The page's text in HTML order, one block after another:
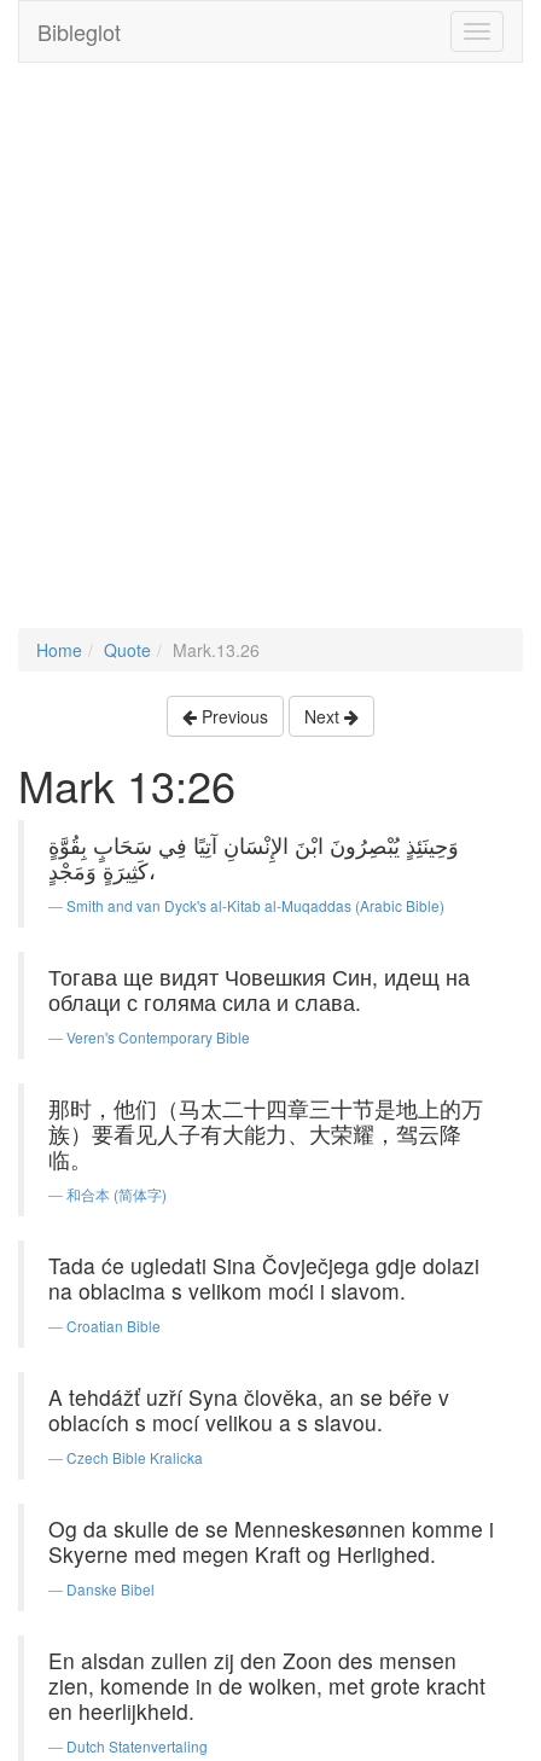
Toggle
Bibleglot
Home Quote Mark.13.26
Previous Next
Mark 13:26
وَحِينَئِذٍ يُبْصِرُونَ ابْنَ الإِنْسَانِ آتِيًا فِي سَحَابٍ بِقُوَّةٍ
كَثِيرَةٍ وَمَجْدٍ،
Smith and van Dyck's al-Kitab al-Muqaddas (Arabic Bible)
Тогава ще видят Човешкия Син, идещ на
облаци с голяма сила и слава.
Veren's Contemporary Bible
那时，他们（马太二十四章三十节是地上的万
族）要看见人子有大能力、大荣耀，驾云降
临。
和合本 (简体字)
Tada će ugledati Sina Čovječjega gdje dolazi
na oblacima s velikom moći i slavom.
Croatian Bible
A tehdážť uzří Syna člověka, an se béře v
oblacích s mocí velikou a s slavou.
Czech Bible Kralicka
Og da skulle de se Menneskesønnen komme i
Skyerne med megen Kraft og Herlighed.
Danske Bibel
En alsdan zullen zij den Zoon des mensen
zien, komende in de wolken, met grote kracht
en heerlijkheid.
Dutch Statenvertaling